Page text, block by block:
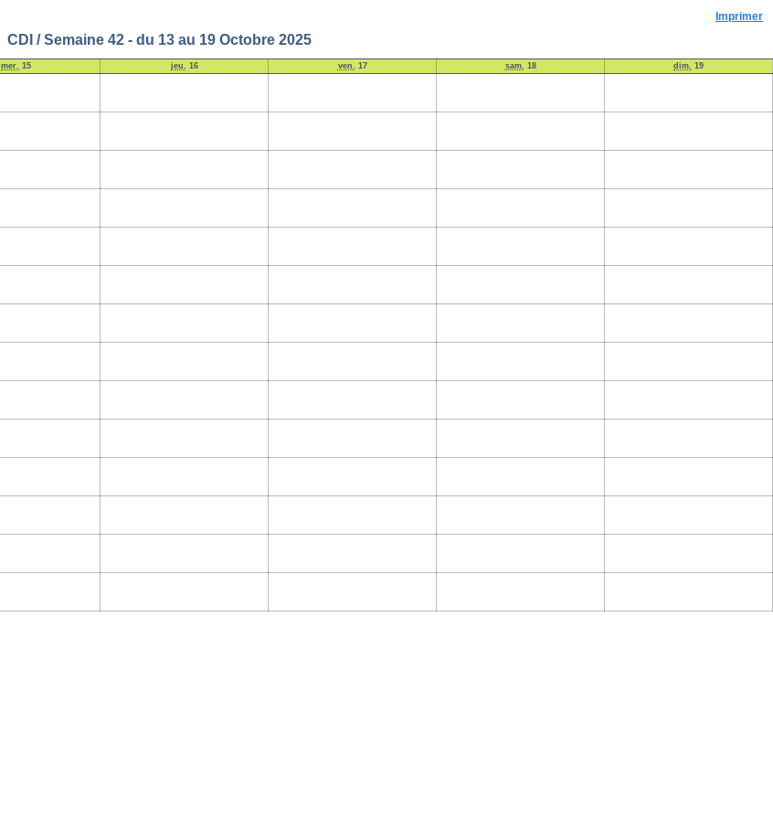
Imprimer
CDI / Semaine 42 - du 13 au 19 Octobre 2025
mer. 15 jeu. 16 ven. 17 sam. 18 dim. 19